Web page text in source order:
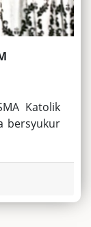
Katolik
bersyukur